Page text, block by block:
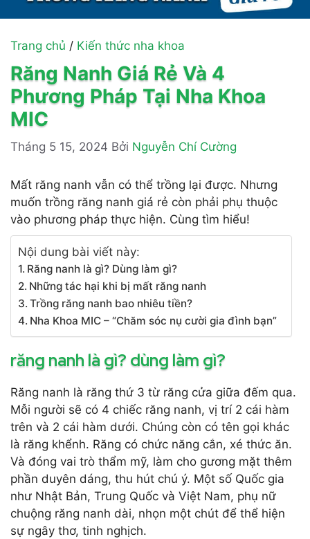
Trang chủ / Kiến thức nha khoa
Răng Nanh Giá Rẻ Và 4
Phương Pháp Tại Nha Khoa
MIC
Tháng 5 15, 2024 Bởi Nguyễn Chí Cường
Mất răng nanh vẫn có thể trồng lại được. Nhưng
muốn trồng răng nanh giá rẻ còn phải phụ thuộc
vào phương pháp thực hiện. Cùng tìm hiểu!
Nội dung bài viết này:
Răng nanh là gì? Dùng làm gì?
Những tác hại khi bị mất răng nanh
Trồng răng nanh bao nhiêu tiền?
Nha Khoa MIC – “Chăm sóc nụ cười gia đình bạn”
răng nanh là gì? dùng làm gì?
Răng nanh là răng thứ 3 từ răng cửa giữa đếm qua.
Mỗi người sẽ có 4 chiếc răng nanh, vị trí 2 cái hàm
trên và 2 cái hàm dưới. Chúng còn có tên gọi khác
là răng khểnh. Răng có chức năng cắn, xé thức ăn.
Và đóng vai trò thẩm mỹ, làm cho gương mặt thêm
phần duyên dáng, thu hút chú ý. Một số Quốc gia
như Nhật Bản, Trung Quốc và Việt Nam, phụ nữ
chuộng răng nanh dài, nhọn một chút để thể hiện
sự ngây thơ, tinh nghịch.